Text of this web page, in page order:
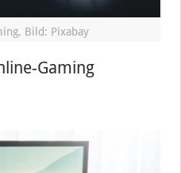
Bild: Pixabay
Gaming